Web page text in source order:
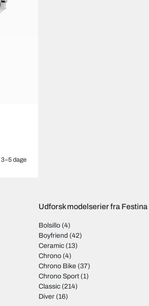
3–5 dage
Udforsk modelserier fra Festina
Bolsillo (4)
Boyfriend (42)
Ceramic (13)
Chrono (4)
Chrono Bike (37)
Chrono Sport (1)
Classic (214)
Diver (16)